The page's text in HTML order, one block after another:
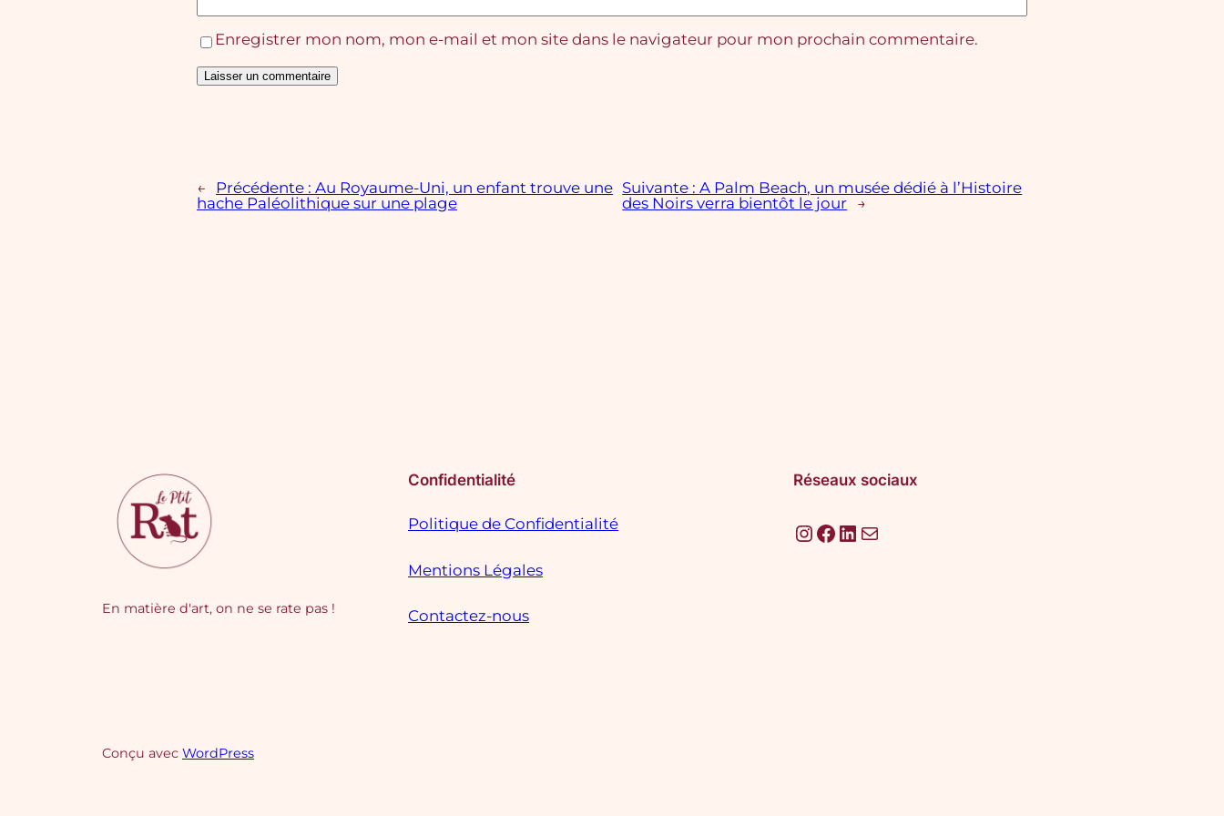
Enregistrer mon nom, mon e-mail et mon site dans le navigateur pour mon prochain commentaire.
← Précédente : Au Royaume-Uni, un enfant trouve une
hache Paléolithique sur une plage
Suivante :A Palm Beach, un musée dédié à l’Histoire
des Noirs verra bientôt le jour
→
En matière d'art, on ne se rate pas !
Confidentialité
Politique de Confidentialité
Mentions Légales
Contactez-nous
Réseaux sociaux
InstagramFacebook LinkedIn E-mail
Conçu avec WordPress